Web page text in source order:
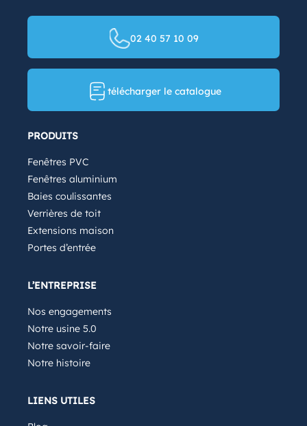
PRODUITS
Fenêtres PVC
Fenêtres aluminium
Baies coulissantes
Verrières de toit
Extensions maison
Portes d’entrée
L’ENTREPRISE
Nos engagements
Notre usine 5.0
Notre savoir-faire
Notre histoire
02 40 57 10 09
télécharger le catalogue
LIENS UTILES